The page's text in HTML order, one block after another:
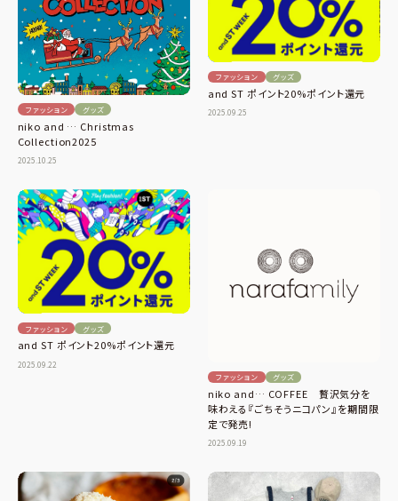
ファッション グッズ
niko and … Christmas
Collection2025
2025.10.25
ファッション グッズ
and ST ポイント20%ポイント還元
2025.09.25
ファッション グッズ
and ST ポイント20%ポイント還元
2025.09.22
ファッション
グッズ
niko and… COFFEE 贅沢気分を
味わえる『ごちそうニコパン』を期間限
定で発売!
2025.09.19